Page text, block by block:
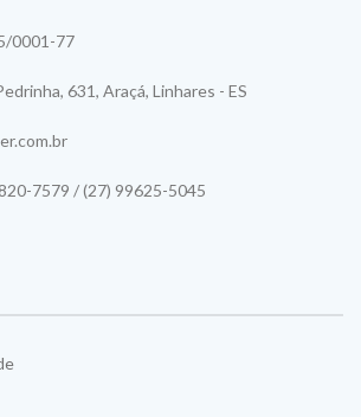
0001-77
631, Araçá, Linhares - ES
7579 / (27) 99625-5045